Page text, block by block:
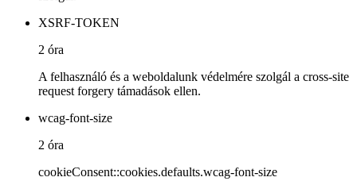
XSRF-TOKEN
2 óra
A felhasználó és a weboldalunk védelmére szolgál a cross-site
request forgery támadások ellen.
wcag-font-size
2 óra
cookieConsent::cookies.defaults.wcag-font-size